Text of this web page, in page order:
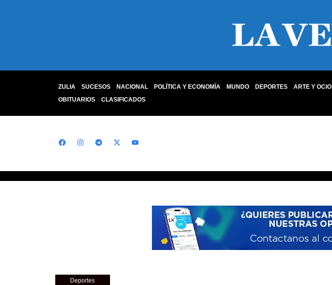
ZULIA SUCESOS NACIONAL POLÍTICA Y ECONOMÍA MUNDO DEPORTES ARTE Y OCIO
OBITUARIOS
CLASIFICADOS
Deportes